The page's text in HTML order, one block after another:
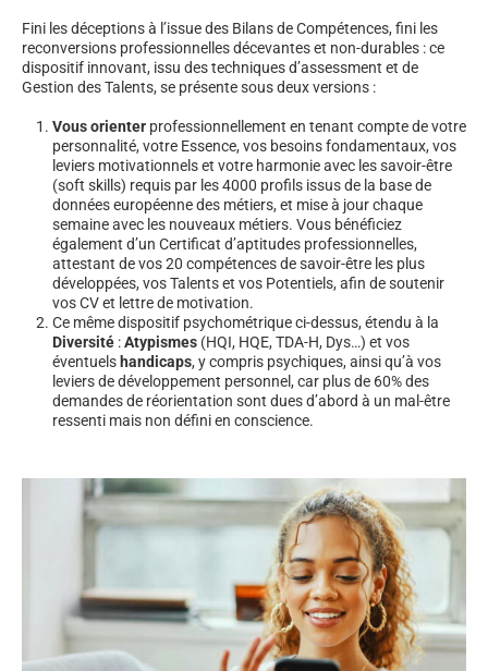
Fini les déceptions à l’issue des Bilans de Compétences, fini les
reconversions professionnelles décevantes et non-durables : ce
dispositif innovant, issu des techniques d’assessment et de
Gestion des Talents, se présente sous deux versions :
Vous orienter professionnellement en tenant compte de votre
personnalité, votre Essence, vos besoins fondamentaux, vos
leviers motivationnels et votre harmonie avec les savoir-être
(soft skills) requis par les 4000 profils issus de la base de
données européenne des métiers, et mise à jour chaque
semaine avec les nouveaux métiers. Vous bénéficiez
également d’un Certificat d’aptitudes professionnelles,
attestant de vos 20 compétences de savoir-être les plus
développées, vos Talents et vos Potentiels, afin de soutenir
vos CV et lettre de motivation.
Ce même dispositif psychométrique ci-dessus, étendu à la
Diversité :Atypismes (HQI, HQE, TDA-H, Dys…) et vos
éventuels handicaps, y compris psychiques, ainsi qu’à vos
leviers de développement personnel, car plus de 60% des
demandes de réorientation sont dues d’abord à un mal-être
ressenti mais non défini en conscience.